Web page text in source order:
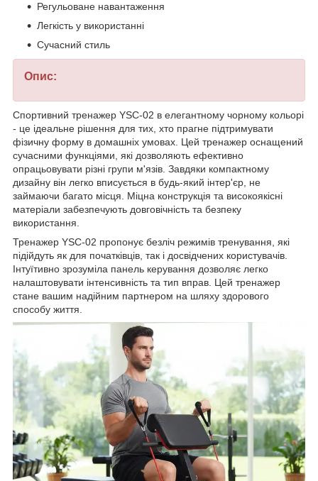
Регульоване навантаження
Легкість у використанні
Сучасний стиль
Опис:
Спортивний тренажер YSC-02 в елегантному чорному кольорі
- це ідеальне рішення для тих, хто прагне підтримувати
фізичну форму в домашніх умовах. Цей тренажер оснащений
сучасними функціями, які дозволяють ефективно
опрацьовувати різні групи м'язів. Завдяки компактному
дизайну він легко вписується в будь-який інтер'єр, не
займаючи багато місця. Міцна конструкція та високоякісні
матеріали забезпечують довговічність та безпеку
використання.
Тренажер YSC-02 пропонує безліч режимів тренування, які
підійдуть як для початківців, так і досвідчених користувачів.
Інтуїтивно зрозуміла панель керування дозволяє легко
налаштовувати інтенсивність та тип вправ. Цей тренажер
стане вашим надійним партнером на шляху здорового
способу життя.